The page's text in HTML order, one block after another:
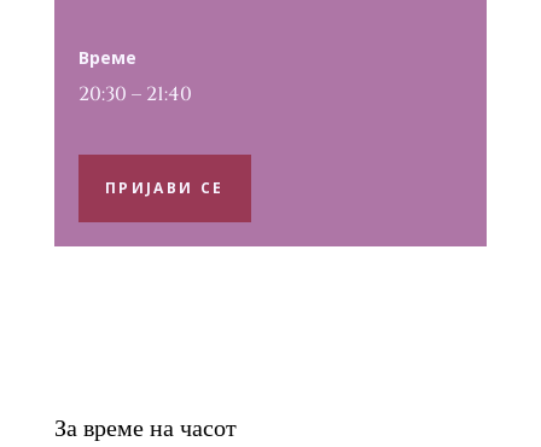
Време
20:30 – 21:40
ПРИЈАВИ СЕ
За време на часот